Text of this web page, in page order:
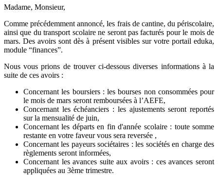
Madame, Monsieur,
Comme précédemment annoncé, les frais de cantine, du périscolaire,
ainsi que du transport scolaire ne seront pas facturés pour le mois de
mars.Des avoirs sont dès à présent visibles sur votre portail eduka,
module “finances”.
Nous vous prions de trouver ci-dessous diverses informations à la
suite de ces avoirs :
Concernant les boursiers : les bourses non consommées pour
le mois de mars seront remboursées à l’AEFE,
Concernant les échéanciers : les ajustements seront reportés
sur la mensualité de juin,
Concernant les départs en fin d'année scolaire : toute somme
restante en votre faveur vous sera reversée ,
Concernant les payeurs sociétaires : les sociétés en charge des
règlements seront informées,
Concernant les avances suite aux avoirs : ces avances seront
appliquées au 3ème trimestre.